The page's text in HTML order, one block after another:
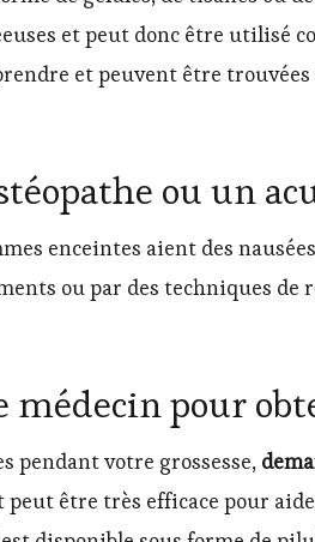
et peut donc être utilisé
et peuvent être
ou un
enceintes aient des
ou par des techniques
médecin pour
pendant votre grossesse,
peut être très efficace pour